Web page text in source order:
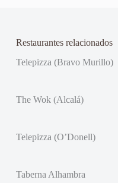
Restaurantes relacionados
Telepizza (Bravo Murillo)
The Wok (Alcalá)
Telepizza (O’Donell)
Taberna Alhambra